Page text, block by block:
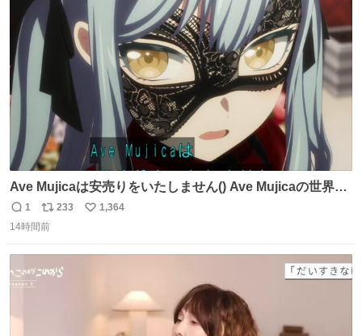
数
数
Ave Mujicaは安売りをいたしません() Ave Mujicaの世界観
が壊れてしまいますわ()
返
信
1
リ
ポ
ト
233
い
1,364
14時間前